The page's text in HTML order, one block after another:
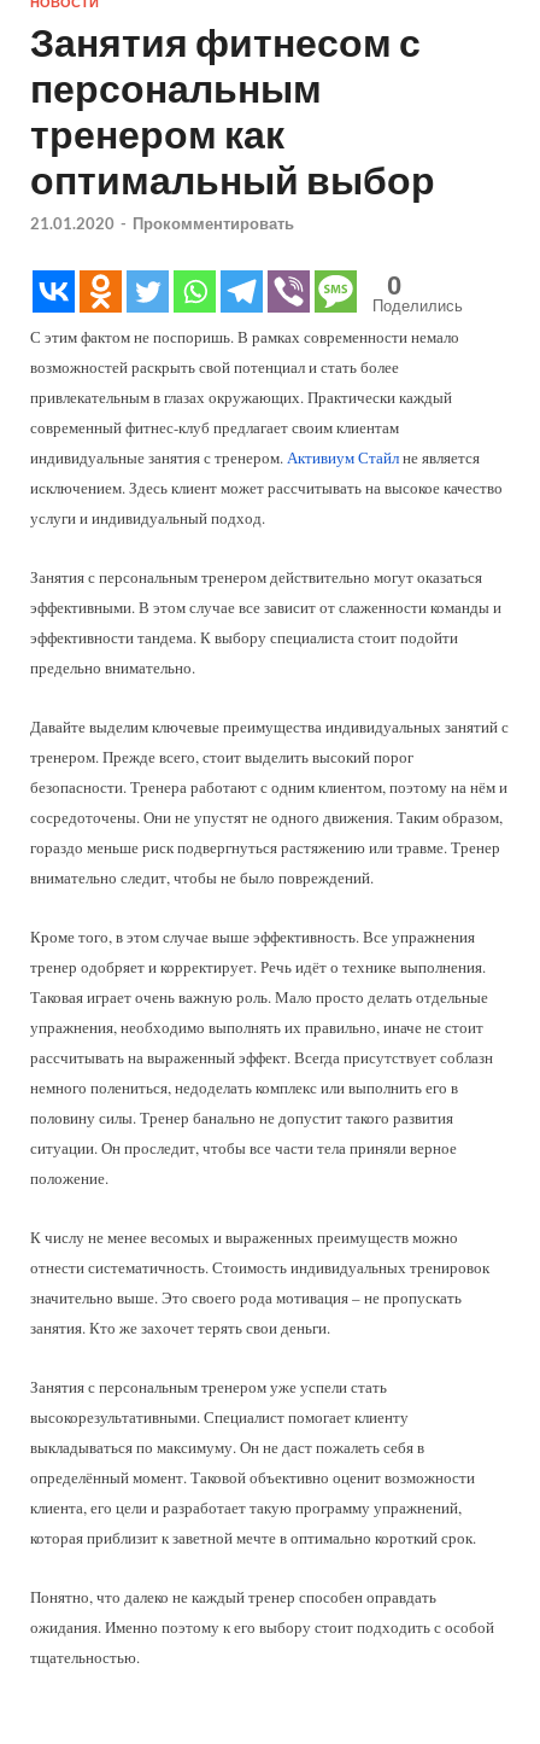
Занятия фитнесом с
персональным
тренером как
оптимальный выбор
21.01.2020 - Прокомментировать
0
Поделились
С этим фактом не поспоришь. В рамках современности немало
возможностей раскрыть свой потенциал и стать более
привлекательным в глазах окружающих. Практически каждый
современный фитнес-клуб предлагает своим клиентам
индивидуальные занятия с тренером.Активиум Стайлне является
исключением. Здесь клиент может рассчитывать на высокое качество
услуги и индивидуальный подход.
Занятия с персональным тренером действительно могут оказаться
эффективными. В этом случае все зависит от слаженности команды и
эффективности тандема. К выбору специалиста стоит подойти
предельно внимательно.
Давайте выделим ключевые преимущества индивидуальных занятий с
тренером. Прежде всего, стоит выделить высокий порог
безопасности. Тренера работают с одним клиентом, поэтому на нём и
сосредоточены. Они не упустят не одного движения. Таким образом,
гораздо меньше риск подвергнуться растяжению или травме. Тренер
внимательно следит, чтобы не было повреждений.
Кроме того, в этом случае выше эффективность. Все упражнения
тренер одобряет и корректирует. Речь идёт о технике выполнения.
Таковая играет очень важную роль. Мало просто делать отдельные
упражнения, необходимо выполнять их правильно, иначе не стоит
рассчитывать на выраженный эффект. Всегда присутствует соблазн
немного полениться, недоделать комплекс или выполнить его в
половину силы. Тренер банально не допустит такого развития
ситуации. Он проследит, чтобы все части тела приняли верное
положение.
К числу не менее весомых и выраженных преимуществ можно
отнести систематичность. Стоимость индивидуальных тренировок
значительно выше. Это своего рода мотивация – не пропускать
занятия. Кто же захочет терять свои деньги.
Занятия с персональным тренером уже успели стать
высокорезультативными. Специалист помогает клиенту
выкладываться по максимуму. Он не даст пожалеть себя в
определённый момент. Таковой объективно оценит возможности
клиента, его цели и разработает такую программу упражнений,
которая приблизит к заветной мечте в оптимально короткий срок.
Понятно, что далеко не каждый тренер способен оправдать
ожидания. Именно поэтому к его выбору стоит подходить с особой
тщательностью.